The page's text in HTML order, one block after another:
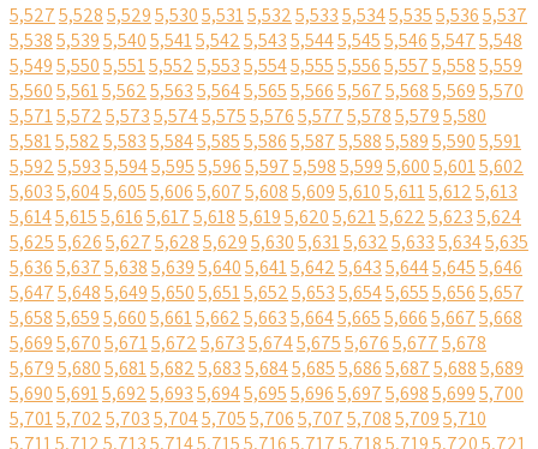
5,5275,5285,5295,5305,5315,5325,5335,5345,5355,5365,537
5,5385,5395,5405,5415,5425,5435,5445,5455,5465,5475,548
5,5495,5505,5515,5525,5535,5545,5555,5565,5575,5585,559
5,5605,5615,5625,5635,5645,5655,5665,5675,5685,5695,570
5,5715,5725,5735,5745,5755,5765,5775,5785,5795,580
5,5815,5825,5835,5845,5855,5865,5875,5885,5895,5905,591
5,5925,5935,5945,5955,5965,5975,5985,5995,6005,6015,602
5,6035,6045,6055,6065,6075,6085,6095,6105,6115,6125,613
5,6145,6155,6165,6175,6185,6195,6205,6215,6225,6235,624
5,6255,6265,6275,6285,6295,6305,6315,6325,6335,6345,635
5,6365,6375,6385,6395,6405,6415,6425,6435,6445,6455,646
5,6475,6485,6495,6505,6515,6525,6535,6545,6555,6565,657
5,6585,6595,6605,6615,6625,6635,6645,6655,6665,6675,668
5,6695,6705,6715,6725,6735,6745,6755,6765,6775,678
5,6795,6805,6815,6825,6835,6845,6855,6865,6875,6885,689
5,6905,6915,6925,6935,6945,6955,6965,6975,6985,6995,700
5,7015,7025,7035,7045,7055,7065,7075,7085,7095,710